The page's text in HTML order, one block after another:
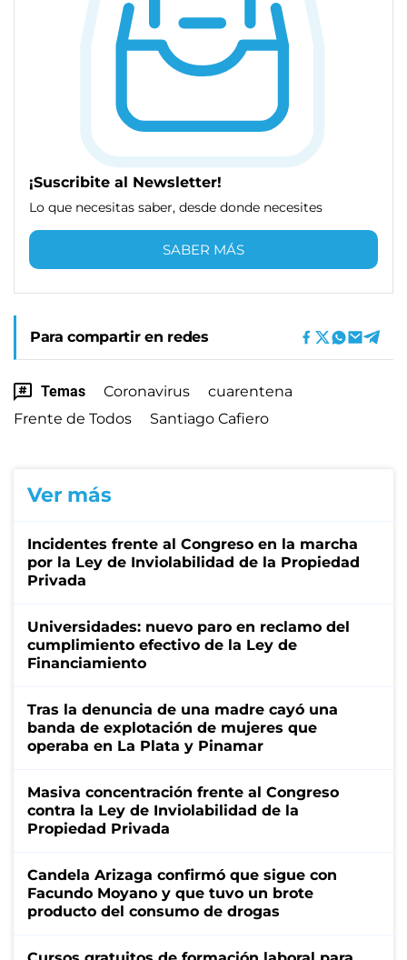
¡Suscribite al Newsletter!
Lo que necesitas saber, desde donde necesites
SABER MÁS
Para compartir en redes
Temas Coronavirus
cuarentena
Frente de Todos
Santiago Cafiero
Ver más
Incidentes frente al Congreso en la marcha
por la Ley de Inviolabilidad de la Propiedad
Privada
Universidades: nuevo paro en reclamo del
cumplimiento efectivo de la Ley de
Financiamiento
Tras la denuncia de una madre cayó una
banda de explotación de mujeres que
operaba en La Plata y Pinamar
Masiva concentración frente al Congreso
contra la Ley de Inviolabilidad de la
Propiedad Privada
Candela Arizaga confirmó que sigue con
Facundo Moyano y que tuvo un brote
producto del consumo de drogas